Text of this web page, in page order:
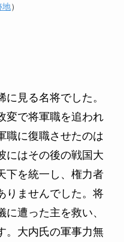
地）
に見る名将でした。
変で将軍職を追われ
職に復職させたのは
にはその後の戦国大
下を統一し、権力者
りませんでした。将
遭った主を救い、
。大内氏の軍事力無